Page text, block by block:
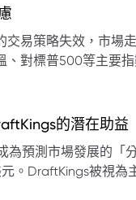
萬至600萬桶）因
以上，極端情況下
價可能回落至每桶70
易策略失效，市場
對標普500等主要
劇將成為新常態。
性與聯準會緊
出現板塊輪動與風格
的潛在助益
預測市場發展的「
。DraftKings被視為
為即將到來的NFL賽